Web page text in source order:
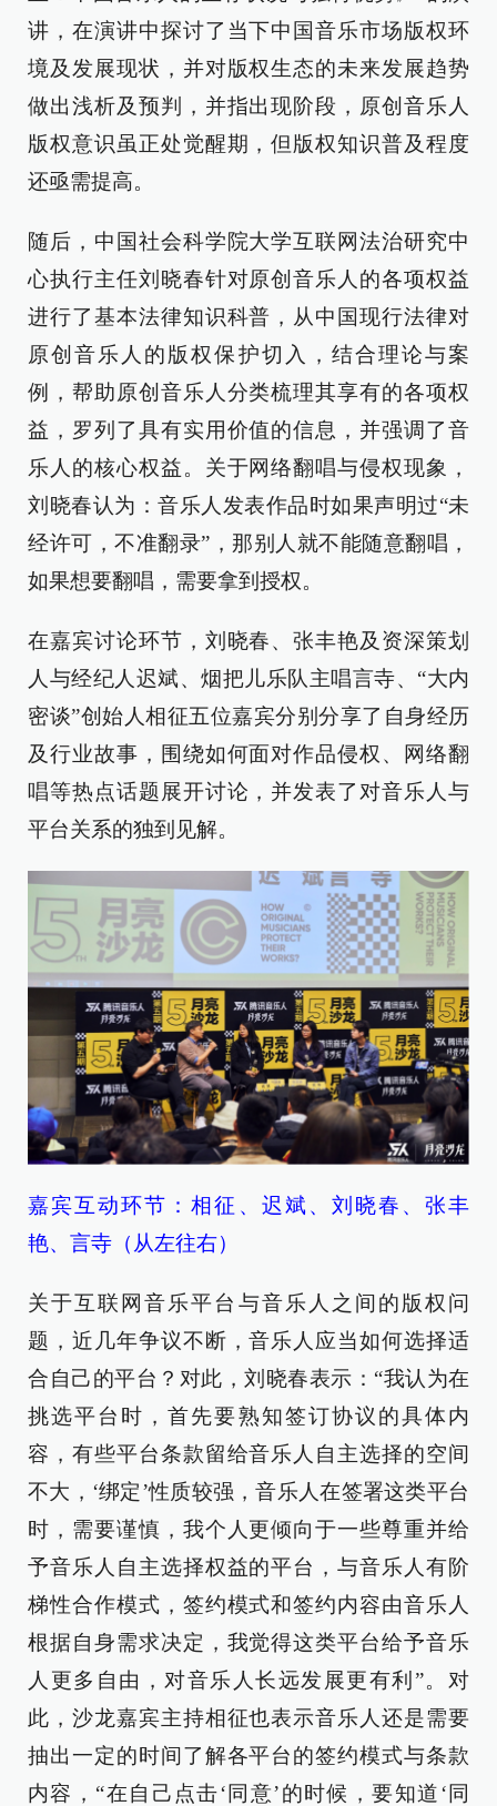
讲，在演讲中探讨了当下中国音乐市场版权环
境及发展现状，并对版权生态的未来发展趋势
做出浅析及预判，并指出现阶段，原创音乐人
版权意识虽正处觉醒期，但版权知识普及程度
还亟需提高。
随后，中国社会科学院大学互联网法治研究中
心执行主任刘晓春针对原创音乐人的各项权益
进行了基本法律知识科普，从中国现行法律对
原创音乐人的版权保护切入，结合理论与案
例，帮助原创音乐人分类梳理其享有的各项权
益，罗列了具有实用价值的信息，并强调了音
乐人的核心权益。关于网络翻唱与侵权现象，
刘晓春认为：音乐人发表作品时如果声明过“未
经许可，不准翻录”，那别人就不能随意翻唱，
如果想要翻唱，需要拿到授权。
在嘉宾讨论环节，刘晓春、张丰艳及资深策划
人与经纪人迟斌、烟把儿乐队主唱言寺、“大内
密谈”创始人相征五位嘉宾分别分享了自身经历
及行业故事，围绕如何面对作品侵权、网络翻
唱等热点话题展开讨论，并发表了对音乐人与
平台关系的独到见解。
嘉宾互动环节：相征、迟斌、刘晓春、张丰
艳、言寺（从左往右）
关于互联网音乐平台与音乐人之间的版权问
题，近几年争议不断，音乐人应当如何选择适
合自己的平台？对此，刘晓春表示：“我认为在
挑选平台时，首先要熟知签订协议的具体内
容，有些平台条款留给音乐人自主选择的空间
不大，‘绑定’性质较强，音乐人在签署这类平台
时，需要谨慎，我个人更倾向于一些尊重并给
予音乐人自主选择权益的平台，与音乐人有阶
梯性合作模式，签约模式和签约内容由音乐人
根据自身需求决定，我觉得这类平台给予音乐
人更多自由，对音乐人长远发展更有利”。对
此，沙龙嘉宾主持相征也表示音乐人还是需要
抽出一定的时间了解各平台的签约模式与条款
内容，“在自己点击‘同意’的时候，要知道‘同